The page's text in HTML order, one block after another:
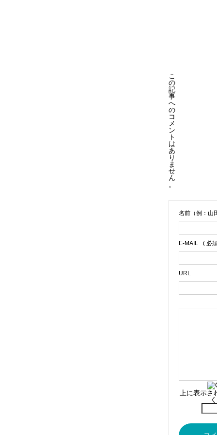
こ
の
記
事
へ
の
コ
メ
ン
ト
は
あ
り
ま
せ
ん
。
名前（例：山
E-MAIL ( 必
URL
上に表示